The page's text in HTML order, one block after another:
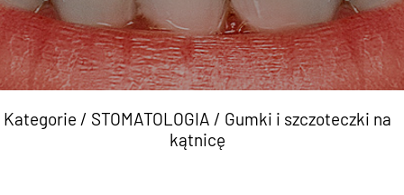
Kategorie / STOMATOLOGIA / Gumki i szczoteczki na
kątnicę